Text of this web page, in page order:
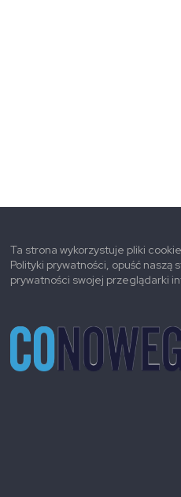
Ta strona wykorzystuje pliki
Polityki prywatności, opuść naszą
prywatności swojej przeglądarki